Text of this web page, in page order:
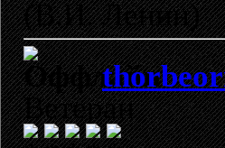
(В.И. Ленин)
Ветеран